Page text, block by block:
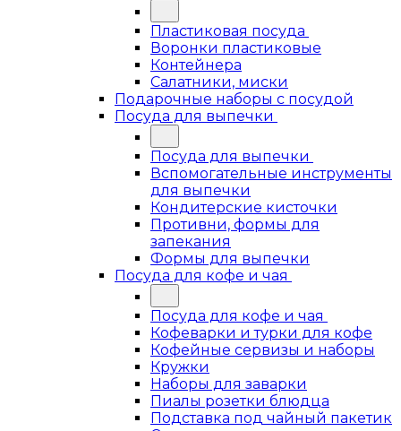
Пластиковая посуда
Воронки пластиковые
Контейнера
Салатники, миски
Подарочные наборы с посудой
Посуда для выпечки
Посуда для выпечки
Вспомогательные инструменты
для выпечки
Кондитерские кисточки
Противни, формы для
запекания
Формы для выпечки
Посуда для кофе и чая
Посуда для кофе и чая
Кофеварки и турки для кофе
Кофейные сервизы и наборы
Кружки
Наборы для заварки
Пиалы розетки блюдца
Подставка под чайный пакетик